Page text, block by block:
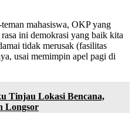
mahasiswa, OKP yang
ini demokrasi yang baik kita
tidak merusak (fasilitas
usai memimpin apel pagi di
Tinjau Lokasi Bencana,
Longsor